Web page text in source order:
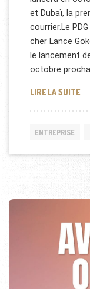
et Dubaï, la
courrier.Le
cher Lance
le lancement
octobre
LIRE LA SUITE
ENTREPRISE